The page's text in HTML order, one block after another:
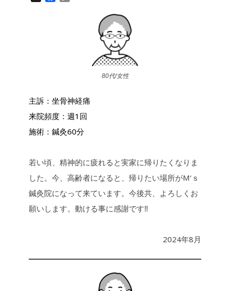
80代/女性
主訴：坐骨神経痛
来院頻度：週1回
施術：鍼灸60分
若い頃、精神的に疲れると実家に帰りたくなりま
した。今、高齢者になると、帰りたい場所がM‘ｓ
鍼灸院になって来ています。今後共、よろしくお
願いします。動ける事に感謝です‼️
2024年8月